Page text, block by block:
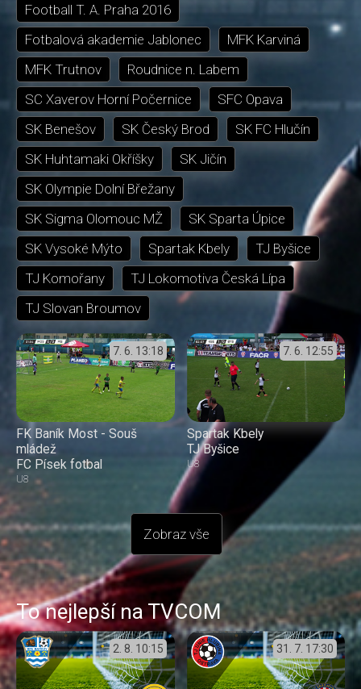
Football T. A. Praha 2016
Fotbalová akademie Jablonec
MFK Karviná
MFK Trutnov
Roudnice n. Labem
SC Xaverov Horní Počernice
SFC Opava
SK Benešov
SK Český Brod
SK FC Hlučín
SK Huhtamaki Okříšky
SK Jičín
SK Olympie Dolní Břežany
SK Sigma Olomouc MŽ
SK Sparta Úpice
SK Vysoké Mýto
Spartak Kbely
TJ Byšice
TJ Komořany
TJ Lokomotiva Česká Lípa
TJ Slovan Broumov
7. 6. 13:18
FK Baník Most - Souš
mládež
FC Písek fotbal
U8
7. 6. 12:55
Spartak Kbely
TJ Byšice
U8
Zobraz vše
To nejlepší na TVCOM
2. 8. 10:15 31. 7. 17:30